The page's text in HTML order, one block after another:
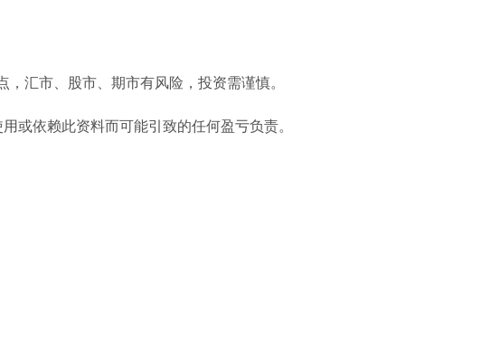
，汇市、股市、期市有风险，投资需谨慎。
或依赖此资料而可能引致的任何盈亏负责。